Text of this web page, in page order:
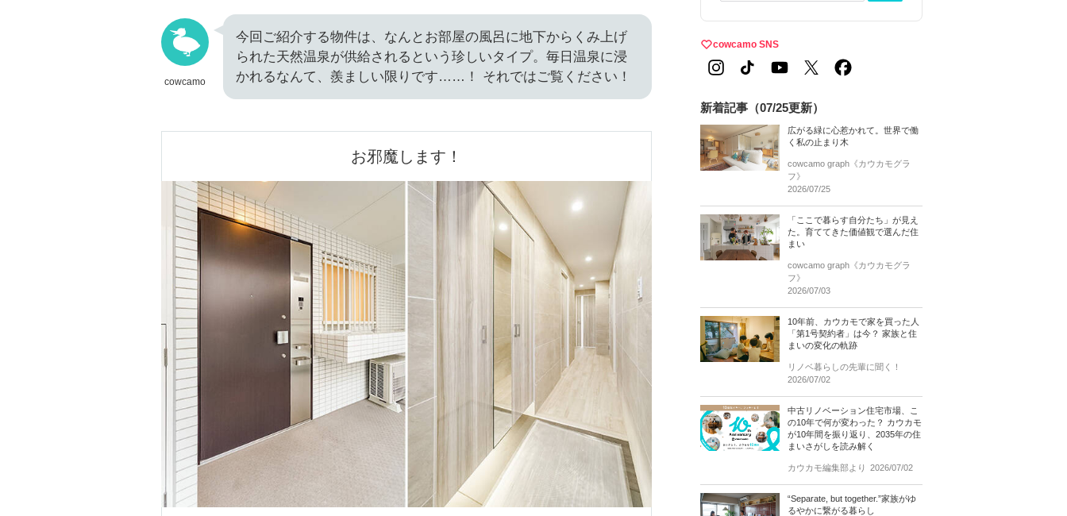
cowcamo
今回ご紹介する物件は、なんとお部屋の風呂に地下からくみ上げ
られた天然温泉が供給されるという珍しいタイプ。毎日温泉に浸
かれるなんて、羨ましい限りです……！ それではご覧ください！
お邪魔します！
cowcamo SNS
新着記事（07/25更新）
広がる緑に心惹かれて。世界で働
く私の止まり木
cowcamo graph《カウカモグラ
フ》
2026/07/25
「ここで暮らす自分たち」が見え
た。育ててきた価値観で選んだ住
まい
cowcamo graph《カウカモグラ
フ》
2026/07/03
10年前、カウカモで家を買った人
「第1号契約者」は今？ 家族と住
まいの変化の軌跡
リノベ暮らしの先輩に聞く！
2026/07/02
中古リノベーション住宅市場、こ
の10年で何が変わった？ カウカモ
が10年間を振り返り、2035年の住
まいさがしを読み解く
カウカモ編集部より 2026/07/02
“Separate, but together.”家族がゆ
るやかに繋がる暮らし